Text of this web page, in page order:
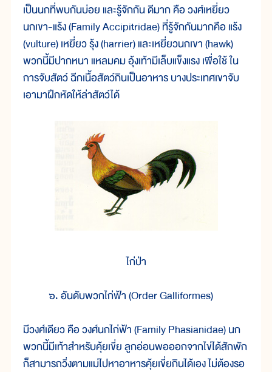
เป็นนกที่พบกันบ่อย และรู้จักกัน ดีมาก คือ วงศ์เหยี่ยว
นกเขา-แร้ง (Family Accipitridae) ที่รู้จักกันมากคือ แร้ง
(vulture) เหยี่ยว รุ้ง (harrier) และเหยี่ยวนกเขา (hawk)
พวกนี้มีปากหนา แหลมคม อุ้งเท้ามีเล็บแข็งแรง เพื่อใช้ ใน
การจับสัตว์ ฉีกเนื้อสัตว์กินเป็นอาหาร บางประเทศเขาจับ
เอามาฝึกหัดให้ล่าสัตว์ได้
ไก่ป่า
๖. อันดับพวกไก่ฟ้า (Order Galliformes)
มีวงศ์เดียว คือ วงศ์นกไก่ฟ้า (Family Phasianidae) นก
พวกนี้มีเท้าสำหรับคุ้ยเขี่ย ลูกอ่อนพอออกจากไข่ได้สักพัก
ก็สามารถวิ่งตามแม่ไปหาอาหารคุ้ยเขี่ยกินได้เอง ไม่ต้องรอ